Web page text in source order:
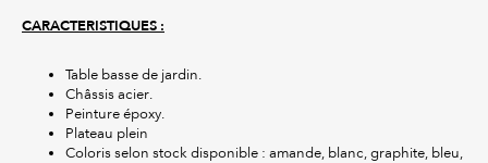
CARACTERISTIQUES :
Table basse de jardin.
Châssis acier.
Peinture époxy.
Plateau plein
Coloris selon stock disponible : amande, blanc, graphite, bleu,